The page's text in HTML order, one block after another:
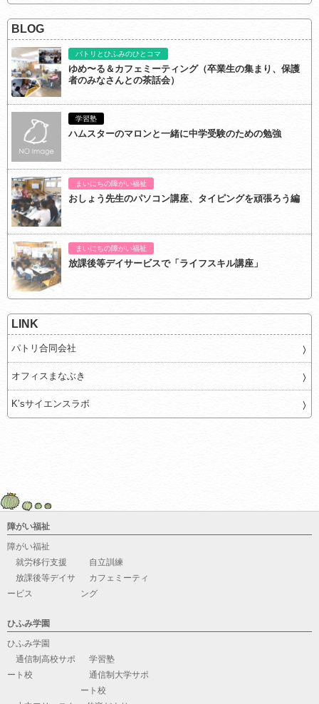
BLOG
パトリとひふみのひとコマ
ゆめ〜る＆カフェミーティング（卒業生の集まり、保護
者のみなさんとの茶話会）
学習塾
ハムスターのマロンと一緒に中学受験のための勉強
まいにちの障がい福祉
おしょう先生のパソコン講座、タイピングを頑張ろう編
まいにちの障がい福祉
放課後等デイサービスで「ライフスキル講座」
LINK
パトリ合同会社
オフィスまなぶき
K’sサイエンスラボ
障がい福祉
障がい福祉
就労移行支援
自立訓練
放課後等デイサ
ービス
カフェミーティ
ング
ひふみ学園
ひふみ学園
通信制高校サポ
ート校
学習塾
通信制大学サポ
ート校